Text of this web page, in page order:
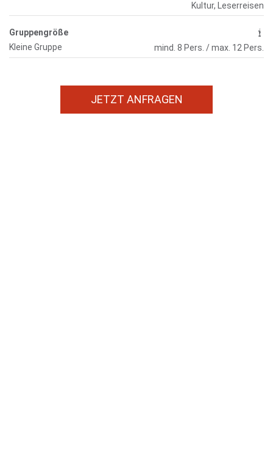
Kultur, Leserreisen
Gruppengröße
Kleine Gruppe
mind. 8 Pers. / max. 12 Pers.
JETZT ANFRAGEN